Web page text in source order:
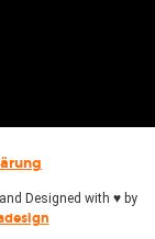
Designed with ♥ by